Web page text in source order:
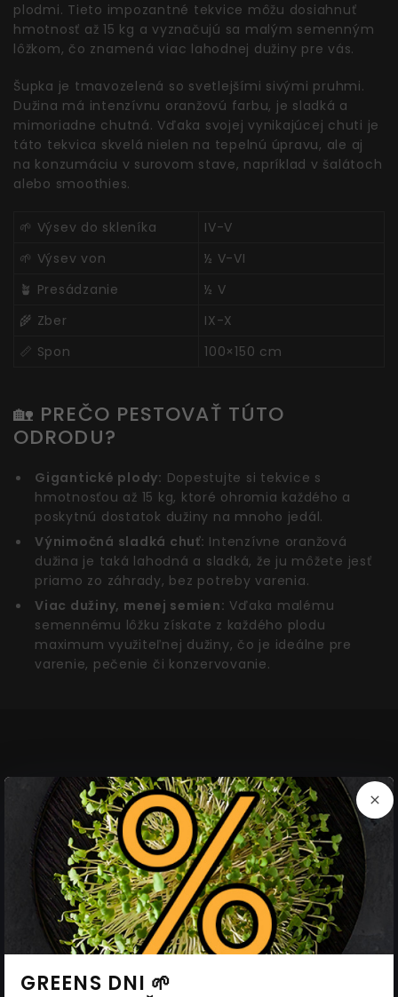
plodmi. Tieto impozantné tekvice môžu dosiahnuť
hmotnosť až 15 kg a vyznačujú sa malým semenným
lôžkom, čo znamená viac lahodnej dužiny pre vás.
Šupka je tmavozelená so svetlejšími sivými pruhmi.
Dužina má intenzívnu oranžovú farbu, je sladká a
mimoriadne chutná. Vďaka svojej vynikajúcej chuti je
táto tekvica skvelá nielen na tepelnú úpravu, ale aj
na konzumáciu v surovom stave, napríklad v šalátoch
alebo smoothies.
🌱 Výsev do skleníka
IV-V
🌱 Výsev von
½ V-VI
🪴 Presádzanie
½ V
🌾 Zber
IX-X
📏 Spon
100×150 cm
🏡 PREČO PESTOVAŤ TÚTO
ODRODU?
Gigantické plody: Dopestujte si tekvice s
hmotnosťou až 15 kg, ktoré ohromia každého a
poskytnú dostatok dužiny na mnoho jedál.
Výnimočná sladká chuť: Intenzívne oranžová
dužina je taká lahodná a sladká, že ju môžete jesť
priamo zo záhrady, bez potreby varenia.
Viac dužiny, menej semien: Vďaka malému
semennému lôžku získate z každého plodu
maximum využiteľnej dužiny, čo je ideálne pre
varenie, pečenie či konzervovanie.
Súvisiace produkty
AKCIA AKCIA
GREENS DNI 🌱